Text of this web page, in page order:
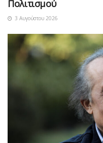
Πολιτισμού
3 Αυγούστου 2026